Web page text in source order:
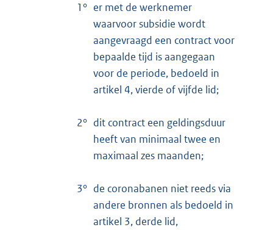
1° er met de werknemer
waarvoor subsidie wordt
aangevraagd een contract voor
bepaalde tijd is aangegaan
voor de periode, bedoeld in
artikel 4, vierde of vijfde lid;
2° dit contract een geldingsduur
heeft van minimaal twee en
maximaal zes maanden;
3° de coronabanen niet reeds via
andere bronnen als bedoeld in
artikel 3, derde lid,